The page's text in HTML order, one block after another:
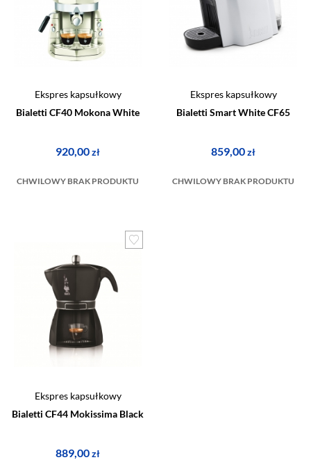
Ekspres kapsułkowy
Bialetti CF40 Mokona White
920,00zł
CHWILOWY BRAK PRODUKTU
Ekspres kapsułkowy
Bialetti Smart White CF65
859,00zł
CHWILOWY BRAK PRODUKTU
Ekspres kapsułkowy
Bialetti CF44 Mokissima Black
889,00zł